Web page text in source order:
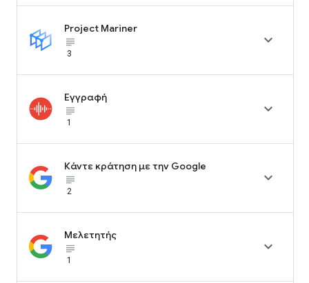
Project Mariner
subject_black
3

Εγγραφή
subject_black
1

Κάντε κράτηση με την Google
subject_black
2

Μελετητής
subject_black
1
